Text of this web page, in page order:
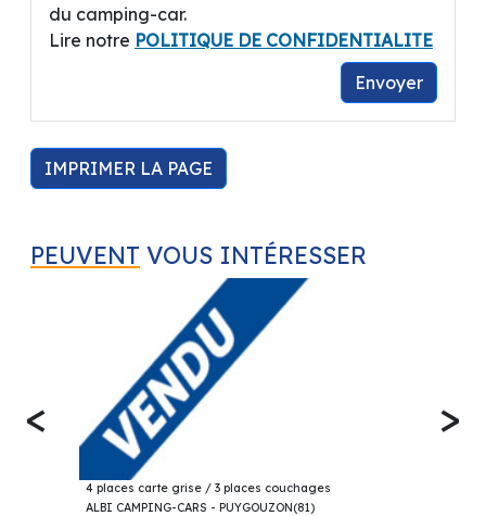
du camping-car.
Lire notre POLITIQUE DE CONFIDENTIALITE
Envoyer
IMPRIMER LA PAGE
PEUVENT VOUS INTÉRESSER
<
CHALLENGER 101 PROFILÉ 2003
4 places carte grise / 3 places couchages
ALBI CAMPING-CARS - PUYGOUZON(81)
>